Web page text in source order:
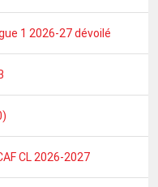
1 2026-27 dévoilé
CL 2026-2027